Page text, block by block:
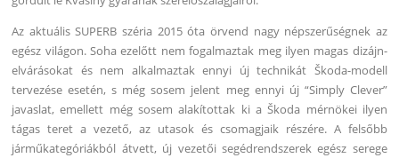
Az aktuális SUPERB széria 2015 óta örvend nagy népszerűségnek az
egész világon. Soha ezelőtt nem fogalmaztak meg ilyen magas dizájn-
elvárásokat és nem alkalmaztak ennyi új technikát Škoda-modell
tervezése esetén, s még sosem jelent meg ennyi új “Simply Clever”
javaslat, emellett még sosem alakítottak ki a Škoda mérnökei ilyen
tágas teret a vezető, az utasok és csomagjaik részére. A felsőbb
járműkategóriákból átvett, új vezetői segédrendszerek egész serege